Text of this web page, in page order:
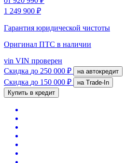
1 249 900 ₽
Гарантия юридической чистоты
Оригинал ПТС в наличии
vin VIN проверен
Скидка до 250 000 ₽ на автокредит
Скидка до 150 000 ₽
на Trade-In
Купить в кредит